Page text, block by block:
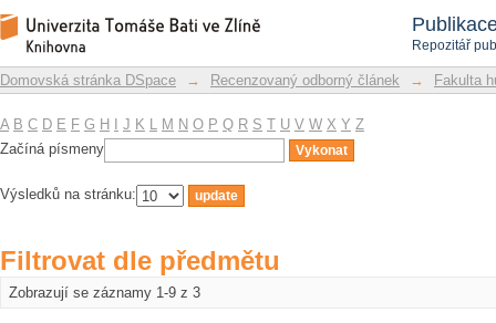
Repozitář
Filtrovat dle předmětu
Repozitář DSpace/Manakin
Domovská stránka DSpace → Recenzovaný odborný článek → Fakulta
A B C D E F G H J K L M N O P Q R S T U V W X Y Z
Začíná písmeny
Výsledků na stránku:
Filtrovat dle předmětu
Zobrazují se záznamy 1-9 z 3